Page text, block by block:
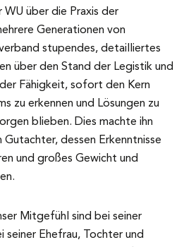
WU über die Praxis der
Generationen von
stupendes, detailliertes
über den Stand der Legistik und
Fähigkeit, sofort den Kern
zu erkennen und Lösungen zu
blieben. Dies machte ihn
dessen Erkenntnisse
und großes Gewicht und
Mitgefühl sind bei seiner
seiner Ehefrau, Tochter und